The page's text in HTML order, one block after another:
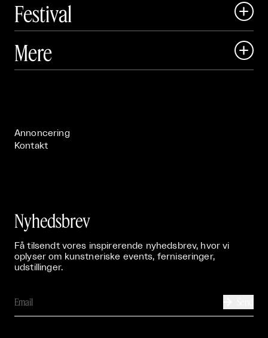
Festival

 Art Matter Festival
Mere 
Annoncering
Kontakt
Nyhedsbrev
Få tilsendt vores inspirerende nyhedsbrev, hvor vi
oplyser om kunstneriske events, ferniseringer,
udstillinger.